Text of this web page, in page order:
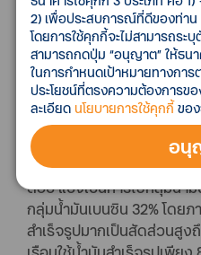
บาท โดยภาคธุรกิจจะ
บาท ขณะที่ภาคครัวเ
ล้านบาท
จากการวิเคราะห์ผลกระทบร
ที่สูงขึ้นต่อภาคธุรกิจและภา
การ.ใช้น้ำมันสำเร็จรูปของป
การใช้น้ำมันสำเร็จรูปอยู่ระ
ต่อปี แบ่งเป็นการใช้กลุ่มน้ำมั
กลุ่มน้ำมันเบนซิน 32% โดย
สำเร็จรูปมากเป็นสัดส่วนสูง
2) เพื่อประสบการณ์ที่ดีของท่าน
โดยการใช้คุกกี้จะไม่สามารถระ
สามารถกดปุ่ม “อนุญาต” ให้ธน
ในการกำหนดเป้าหมายทางกา
ประโยชน์ที่ตรงความต้องการข
ละเอียด นโยบายการใช้คุกกี้ของ
อนุ